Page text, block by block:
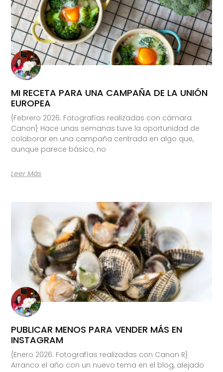
MI RECETA PARA UNA CAMPAÑA DE LA UNIÓN
EUROPEA
{Febrero 2026. Fotografías realizadas con cámara
Canon} Hace unas semanas tuve la oportunidad de
colaborar en una campaña centrada en algo que,
aunque parece básico, no
Leer Más
PUBLICAR MENOS PARA VENDER MÁS EN
INSTAGRAM
{Enero 2026. Fotografías realizadas con Canon R}
Arranco el año con un nuevo tema en el blog, alejado